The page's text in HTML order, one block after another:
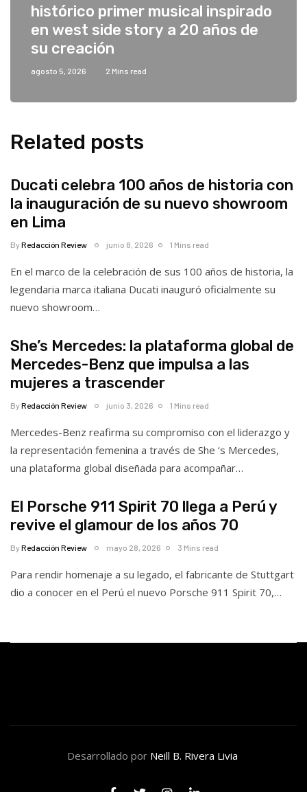
histórico primer musical inspirado
en west side story a 20 años de
su creación
agosto 5, 2026 2 Mins read
Related posts
Ducati celebra 100 años de historia con
la inauguración de su nuevo showroom
en Lima
ByRedacción Review junio 8, 2026 1 Mins read
En el marco de la celebración de sus 100 años de historia, la
legendaria marca italiana Ducati inauguró oficialmente su
nuevo showroom…
She’s Mercedes: la plataforma global de
Mercedes-Benz que impulsa a las
mujeres a trascender
ByRedacción Review junio 3, 2026 1 Mins read
Mercedes-Benz reafirma su compromiso con el liderazgo y
la representación femenina a través de She ‘s Mercedes,
una plataforma global diseñada para acompañar…
El Porsche 911 Spirit 70 llega a Perú y
revive el glamour de los años 70
ByRedacción Review mayo 28, 2026 3 Mins read
Para rendir homenaje a su legado, el fabricante de Stuttgart
dio a conocer en el Perú el nuevo Porsche 911 Spirit 70,…
Desarrollado por Neill B. Rivera Livia